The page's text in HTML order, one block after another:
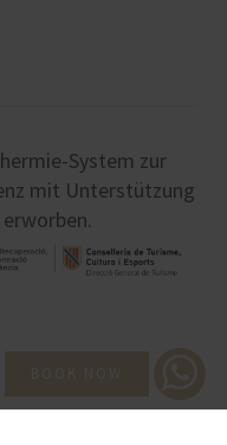
System zur
mit Unterstützung